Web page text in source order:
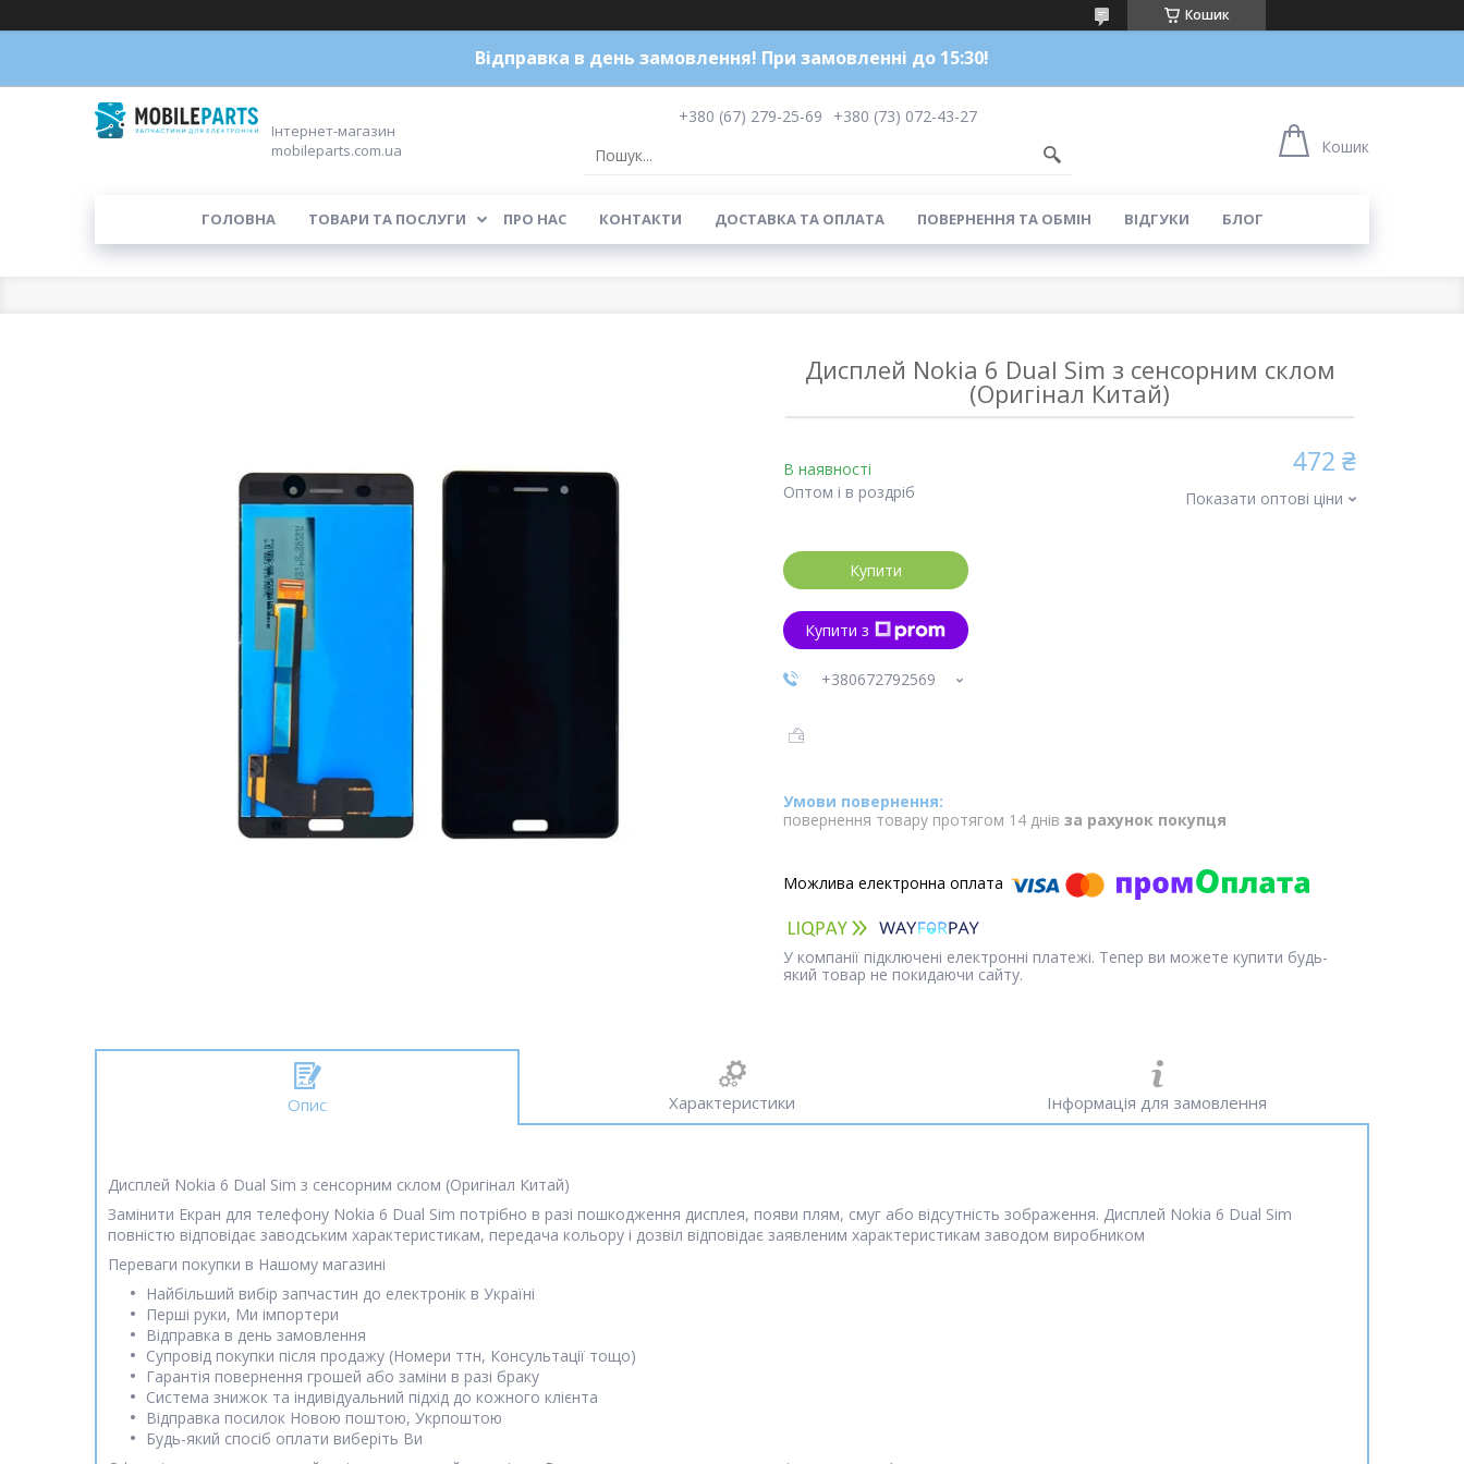
Кошик
Відправка в день замовлення! При замовленні до 15:30!
Інтернет-магазин
mobileparts.com.ua
+380 (67) 279-25-69
+380 (73) 072-43-27
Кошик
ГОЛОВНА ТОВАРИ ТА ПОСЛУГИ ПРО НАС КОНТАКТИ ДОСТАВКА ТА ОПЛАТА ПОВЕРНЕННЯ ТА ОБМІН ВІДГУКИ БЛОГ
Дисплей Nokia 6 Dual Sim з сенсорним склом
(Оригінал Китай)
В наявності
Оптом і в роздріб
472 ₴
Показати оптові ціни
Купити
Купити з
+380672792569
повернення товару протягом 14 днів за рахунок покупця
У компанії підключені електронні платежі. Тепер ви можете купити будь-
який товар не покидаючи сайту.
Опис Характеристики Інформація для замовлення
Дисплей Nokia 6 Dual Sim з сенсорним склом (Оригінал Китай)
Замінити Екран для телефону Nokia 6 Dual Sim потрібно в разі пошкодження дисплея, появи плям, смуг або відсутність зображення. Дисплей Nokia 6 Dual Sim
повністю відповідає заводським характеристикам, передача кольору і дозвіл відповідає заявленим характеристикам заводом виробником
Переваги покупки в Нашому магазині
Найбільший вибір запчастин до електронік в Україні
Перші руки, Ми імпортери
Відправка в день замовлення
Супровід покупки після продажу (Номери ттн, Консультації тощо)
Гарантія повернення грошей або заміни в разі браку
Система знижок та індивідуальний підхід до кожного клієнта
Відправка посилок Новою поштою, Укрпоштою
Будь-який спосіб оплати виберіть Ви